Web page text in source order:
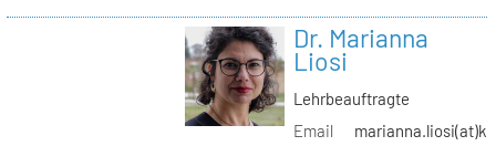
Dr. Marianna
Liosi
Lehrbeauftragte
Email